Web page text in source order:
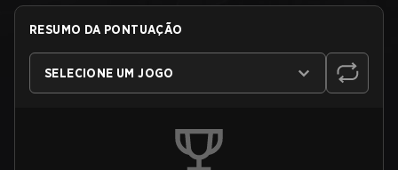
RESUMO DA PONTUAÇÃO
SELECIONE UM JOGO